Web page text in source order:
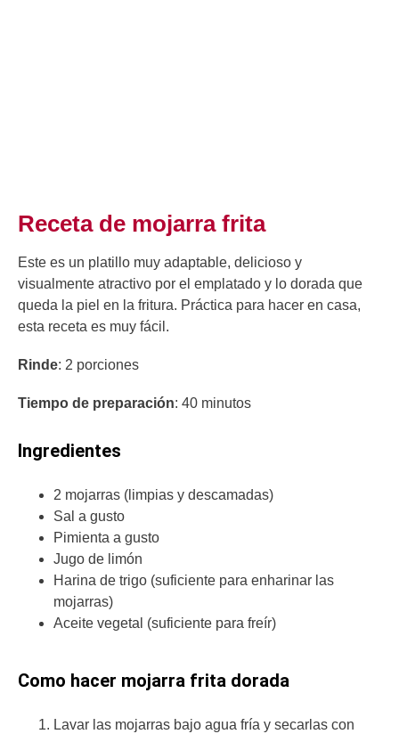
Receta de mojarra frita
Este es un platillo muy adaptable, delicioso y
visualmente atractivo por el emplatado y lo dorada que
queda la piel en la fritura. Práctica para hacer en casa,
esta receta es muy fácil.
Rinde: 2 porciones
Tiempo de preparación: 40 minutos
Ingredientes
2 mojarras (limpias y descamadas)
Sal a gusto
Pimienta a gusto
Jugo de limón
Harina de trigo (suficiente para enharinar las
mojarras)
Aceite vegetal (suficiente para freír)
Como hacer mojarra frita dorada
Lavar las mojarras bajo agua fría y secarlas con